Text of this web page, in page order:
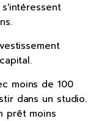
moins de 100
dans un studio.
prêt moins